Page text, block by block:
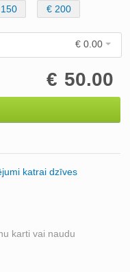
€ 200
€ 0.00
50.00
€
katrai dzīves
karti vai naudu